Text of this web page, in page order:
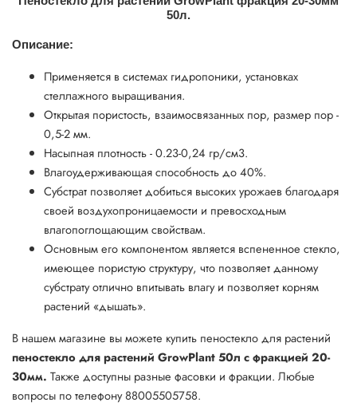
50л.
Описание:
Применяется в системах гидропоники, установках
стеллажного выращивания.
Открытая пористость, взаимосвязанных пор, размер пор -
0,5-2 мм.
Насыпная плотность - 0.23-0,24 гр/см3.
Влагоудерживающая способность до 40%.
Субстрат позволяет добиться высоких урожаев благодаря
своей воздухопроницаемости и превосходным
влагопоглощающим свойствам.
Основным его компонентом является вспененное стекло,
имеющее пористую структуру, что позволяет данному
субстрату отлично впитывать влагу и позволяет корням
растений «дышать».
В нашем магазине вы можете купить пеностекло для растений
пеностекло для растений GrowPlant 50л с фракцией 20-
30мм. Также доступны разные фасовки и фракции. Любые
вопросы по телефону 88005505758.